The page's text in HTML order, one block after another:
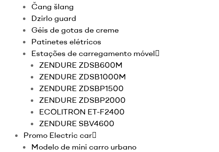
Čang šlang
Dzirlo guard
Géis de gotas de creme
Patinetes elétricos
Estações de carregamento móvel
ZENDURE ZDSB600M
ZENDURE ZDSB1000M
ZENDURE ZDSBP1500
ZENDURE ZDSBP2000
ECOLITRON ET-F2400
ZENDURE SBV4600
Promo Electric car
Modelo de mini carro urbano